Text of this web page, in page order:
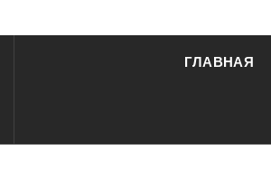
ГЛАВНАЯ